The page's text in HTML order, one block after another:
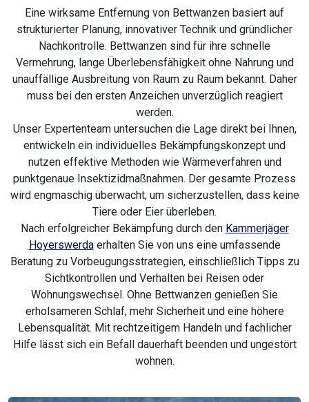
Eine wirksame Entfernung von Bettwanzen basiert auf
strukturierter Planung, innovativer Technik und gründlicher
Nachkontrolle. Bettwanzen sind für ihre schnelle
Vermehrung, lange Überlebensfähigkeit ohne Nahrung und
unauffällige Ausbreitung von Raum zu Raum bekannt. Daher
muss bei den ersten Anzeichen unverzüglich reagiert
werden.
Unser Expertenteam untersuchen die Lage direkt bei Ihnen,
entwickeln ein individuelles Bekämpfungskonzept und
nutzen effektive Methoden wie Wärmeverfahren und
punktgenaue Insektizidmaßnahmen. Der gesamte Prozess
wird engmaschig überwacht, um sicherzustellen, dass keine
Tiere oder Eier überleben.
Nach erfolgreicher Bekämpfung durch den Kammerjäger
Hoyerswerdaerhalten Sie von uns eine umfassende
Beratung zu Vorbeugungsstrategien, einschließlich Tipps zu
Sichtkontrollen und Verhalten bei Reisen oder
Wohnungswechsel. Ohne Bettwanzen genießen Sie
erholsameren Schlaf, mehr Sicherheit und eine höhere
Lebensqualität. Mit rechtzeitigem Handeln und fachlicher
Hilfe lässt sich ein Befall dauerhaft beenden und ungestört
wohnen.